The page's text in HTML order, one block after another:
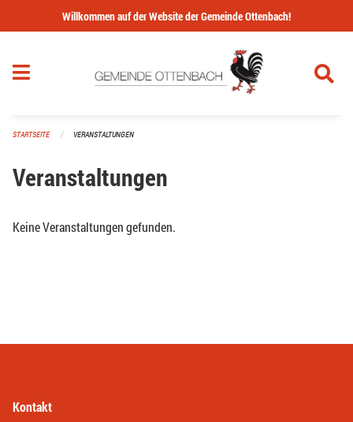
Navigation überspringen
Willkommen auf der Website der Gemeinde Ottenbach!
STARTSEITE VERANSTALTUNGEN
Veranstaltungen
Keine Veranstaltungen gefunden.
Kontakt